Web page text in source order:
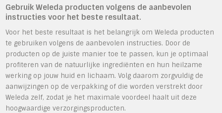
Gebruik Weleda producten volgens de aanbevolen
instructies voor het beste resultaat.
Voor het beste resultaat is het belangrijk om Weleda producten
te gebruiken volgens de aanbevolen instructies. Door de
producten op de juiste manier toe te passen, kun je optimaal
profiteren van de natuurlijke ingrediënten en hun heilzame
werking op jouw huid en lichaam. Volg daarom zorgvuldig de
aanwijzingen op de verpakking of die worden verstrekt door
Weleda zelf, zodat je het maximale voordeel haalt uit deze
hoogwaardige verzorgingsproducten.